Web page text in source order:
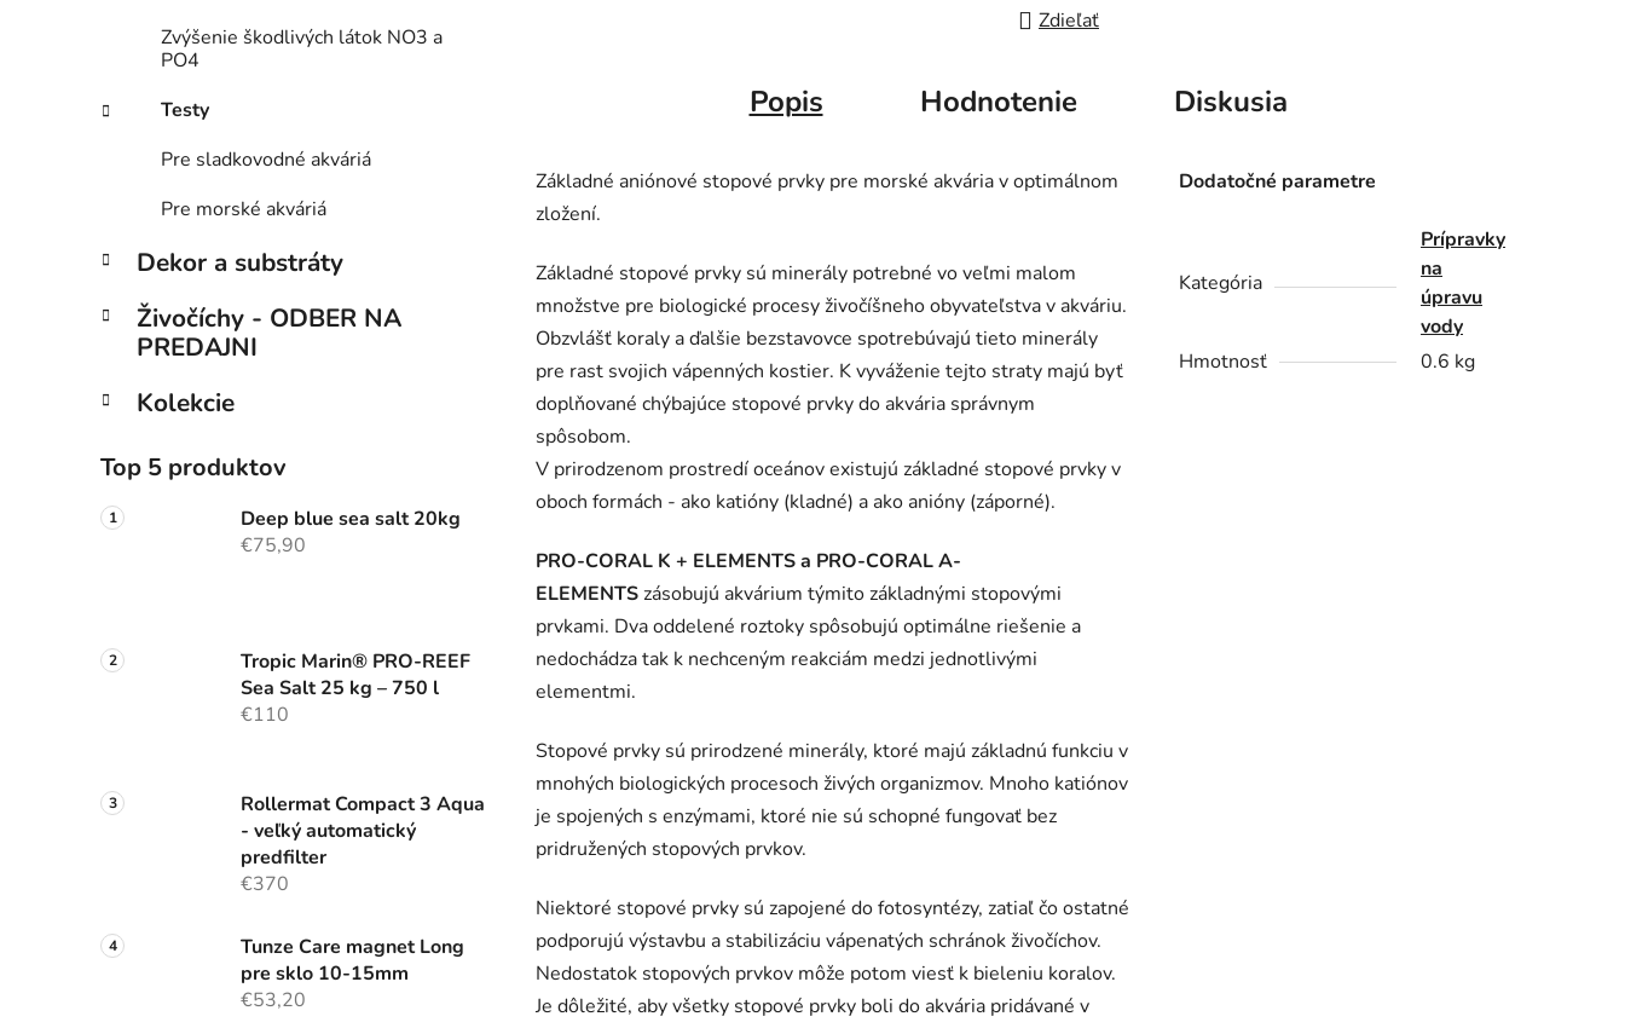
Zvýšenie škodlivých látok NO3 a
PO4
Testy
Pre sladkovodné akváriá
Pre morské akváriá
Dekor a substráty
Živočíchy - ODBER NA
PREDAJNI
Kolekcie
Top 5 produktov
Deep blue sea salt 20kg
€75,90
Tropic Marin® PRO-REEF
Sea Salt 25 kg – 750 l
€110
Rollermat Compact 3 Aqua
- veľký automatický
predfilter
€370
Tunze Care magnet Long
pre sklo 10-15mm
€53,20
Zdieľať
Popis Hodnotenie Diskusia
Základné aniónové stopové prvky pre morské akvária v optimálnom
zložení.
Základné stopové prvky sú minerály potrebné vo veľmi malom
množstve pre biologické procesy živočíšneho obyvateľstva v akváriu.
Obzvlášť koraly a ďalšie bezstavovce spotrebúvajú tieto minerály
pre rast svojich vápenných kostier. K vyváženie tejto straty majú byť
doplňované chýbajúce stopové prvky do akvária správnym
spôsobom.
V prirodzenom prostredí oceánov existujú základné stopové prvky v
oboch formách - ako katióny (kladné) a ako anióny (záporné).
PRO-CORAL K + ELEMENTS a PRO-CORAL A-
ELEMENTSzásobujú akvárium týmito základnými stopovými
prvkami. Dva oddelené roztoky spôsobujú optimálne riešenie a
nedochádza tak k nechceným reakciám medzi jednotlivými
elementmi.
Stopové prvky sú prirodzené minerály, ktoré majú základnú funkciu v
mnohých biologických procesoch živých organizmov. Mnoho katiónov
je spojených s enzýmami, ktoré nie sú schopné fungovať bez
pridružených stopových prvkov.
Niektoré stopové prvky sú zapojené do fotosyntézy, zatiaľ čo ostatné
podporujú výstavbu a stabilizáciu vápenatých schránok živočíchov.
Nedostatok stopových prvkov môže potom viesť k bieleniu koralov.
Je dôležité, aby všetky stopové prvky boli do akvária pridávané v
Dodatočné parametre
Kategória
Prípravky
na
úpravu
vody
Hmotnosť
0.6 kg